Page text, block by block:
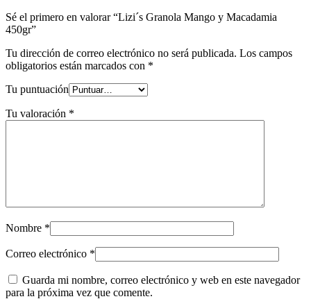
Sé el primero en valorar “Lizi´s Granola Mango y Macadamia
450gr”
Tu dirección de correo electrónico no será publicada. Los campos
obligatorios están marcados con *
Tu puntuación
Tu valoración *
Nombre *
Correo electrónico *
Guarda mi nombre, correo electrónico y web en este navegador
para la próxima vez que comente.